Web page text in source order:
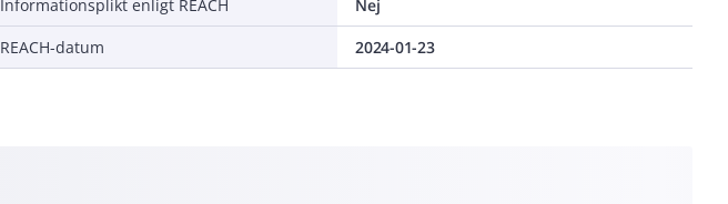
Informationsplikt enligt REACH
Nej
REACH-datum
2024-01-23